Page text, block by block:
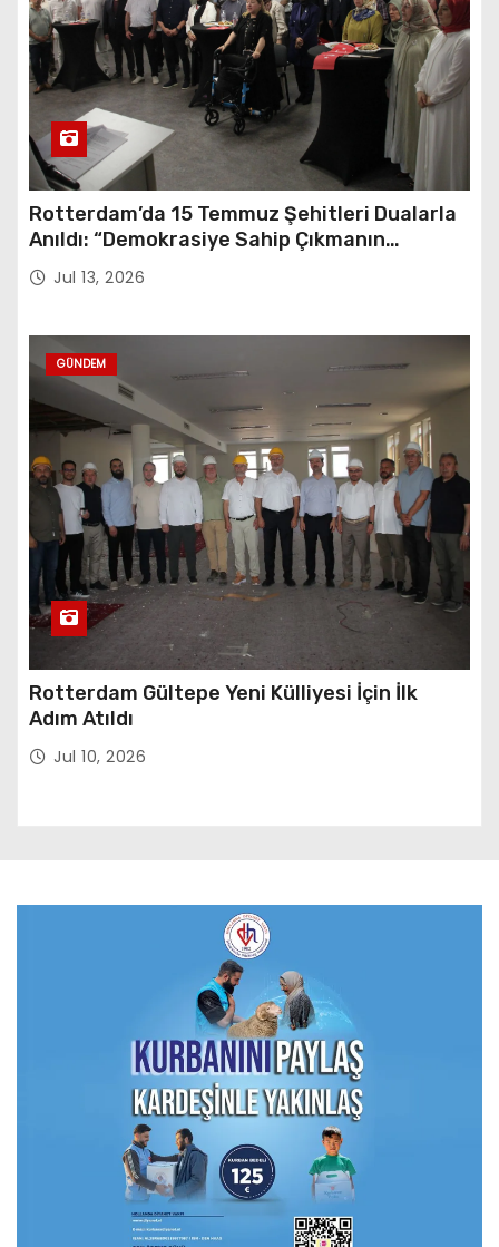
Rotterdam’da 15 Temmuz Şehitleri Dualarla
Anıldı: “Demokrasiye Sahip Çıkmanın
Sembolü”
Jul 13, 2026
GÜNDEM
Rotterdam Gültepe Yeni Külliyesi İçin İlk
Adım Atıldı
Jul 10, 2026